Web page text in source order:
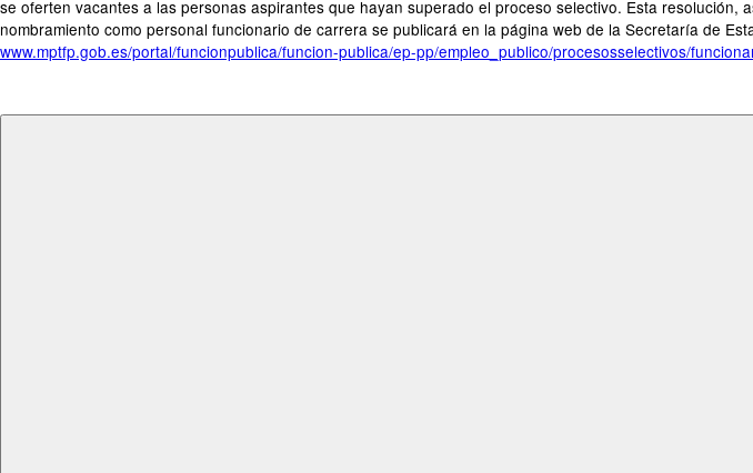
se oferten vacantes a las personas aspirantes que hayan superado el proceso selectivo. Esta
nombramiento como personal funcionario de carrera se publicará en la página web de la Secretaría de
www.mptfp.gob.es/portal/funcionpublica/funcion-publica/ep-pp/empleo_publico/procesosselectivos/